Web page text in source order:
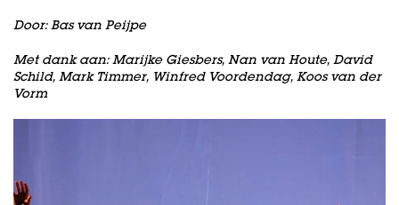
Door: Bas van Peijpe
Met dank aan: Marijke Giesbers, Nan van Houte, David
Schild, Mark Timmer, Winfred Voordendag, Koos van der
Vorm